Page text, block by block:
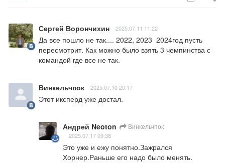
Сергей Ворончихин 2025.07.11 11:22
Да все пошло не так.... 2022, 2023  2024год пусть
пересмотрит. Как можно было взять 3 чемпинства с
командой где все не так.
Винкельчпок 2025.07.10 20:17
Этот иксперд уже достал.
Андрей Neoton Винкельчпок
2025.07.17 09:38
Это уже и ежу понятно.Зажрался
Хорнер.Раньше его надо было менять.